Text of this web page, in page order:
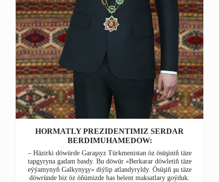
HORMATLY PREZIDENTIMIZ SERDAR
BERDIMUHAMEDOW:
– Häzirki döwürde Garaşsyz Türkmenistan öz ösüşiniň täze
tapgyryna gadam basdy. Bu döwür «Berkarar döwletiň täze
eýýamynyň Galkynyşy» diýlip atlandyryldy. Ösüşiň şu täze
döwründe biz öz öňümizde has belent maksatlary goýduk.